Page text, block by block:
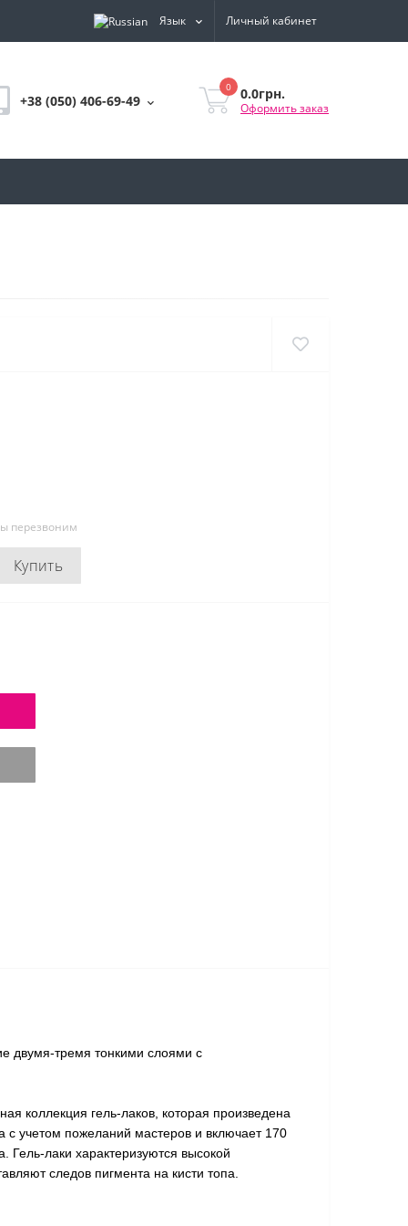
Язык Личный кабинет
+38 (050) 406-69-49
0 0.0грн.
Оформить заказ
перезвоним
Купить
двумя-тремя тонкими слоями с
коллекция гель-лаков, которая произведена
учетом пожеланий мастеров и включает 170
Гель-лаки характеризуются высокой
следов пигмента на кисти топа.